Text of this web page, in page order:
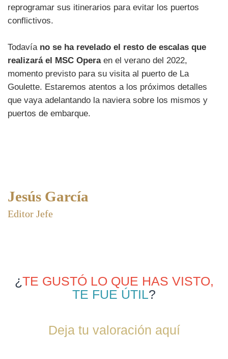
reprogramar sus itinerarios para evitar los puertos
conflictivos.
Todavíano se ha revelado el resto de escalas que
realizará el MSC Operaen el verano del 2022,
momento previsto para su visita al puerto de La
Goulette. Estaremos atentos a los próximos detalles
que vaya adelantando la naviera sobre los mismos y
puertos de embarque.
Jesús García
Editor Jefe
¿TE GUSTÓ LO QUE HAS VISTO,
TE FUE ÚTIL?
Deja tu valoración aquí